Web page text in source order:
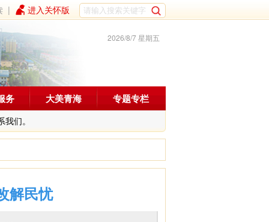
| 进入关怀版
2026/8/7 星期五
们。
务 大美青海 专题专栏
解民忧